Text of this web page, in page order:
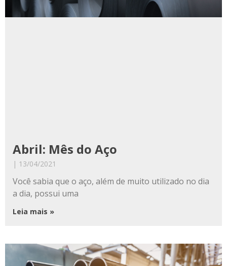
Abril: Mês do Aço
13/04/2021
Você sabia que o aço, além de muito utilizado no dia
a dia, possui uma
Leia mais »